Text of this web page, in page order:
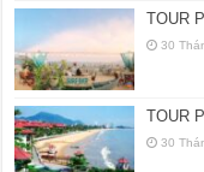
TOUR
30
TOUR
30